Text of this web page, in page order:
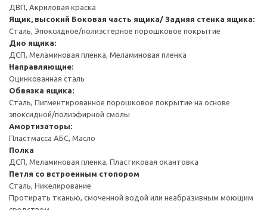
ДВП, Акриловая краска
Ящик, высокий Боковая часть ящика/ Задняя стенка ящика:
Сталь, Эпоксидное/полиэстерное порошковое покрытие
Дно ящика:
ДСП, Меламиновая пленка, Меламиновая пленка
Направляющие:
Оцинкованная сталь
Обвязка ящика:
Сталь, Пигментированное порошковое покрытие на основе
эпоксидной/полиэфирной смолы
Амортизаторы:
Пластмасса АБС, Масло
Полка
ДСП, Меламиновая пленка, Пластиковая окантовка
Петля со встроенным стопором
Сталь, Никелирование
Протирать тканью, смоченной водой или неабразивным моющим